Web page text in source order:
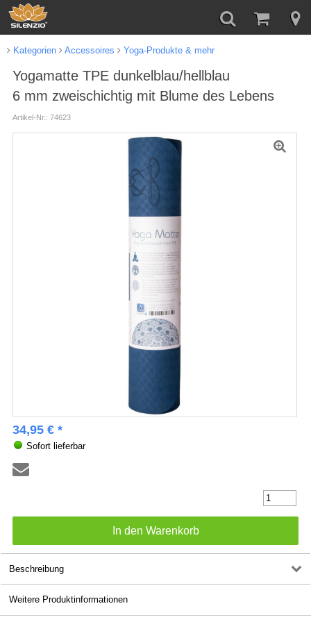
Kategorien Accessoires Yoga-Produkte & mehr
Yogamatte TPE dunkelblau/hellblau
6 mm zweischichtig mit Blume des Lebens
Artikel-Nr.: 74623
34,95 € *
Sofort lieferbar
Beschreibung
Weitere Produktinformationen